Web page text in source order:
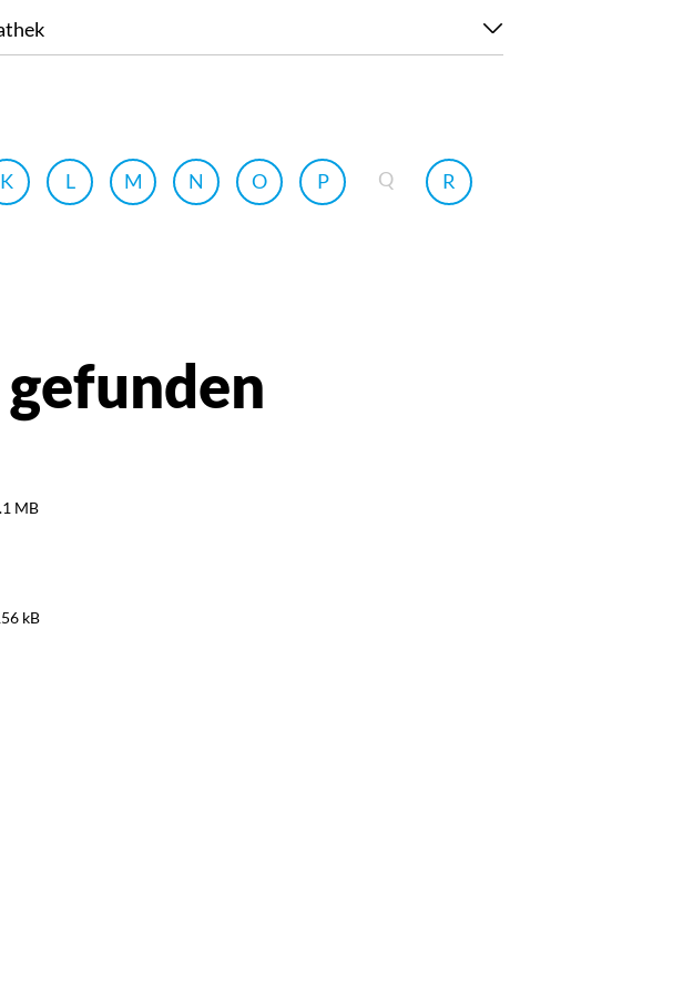
K L M N O P Q R
MB
kB